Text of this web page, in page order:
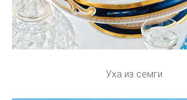
Уха из семги